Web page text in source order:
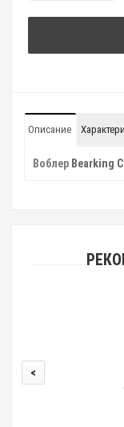
Описание
Воблер Bearking
<